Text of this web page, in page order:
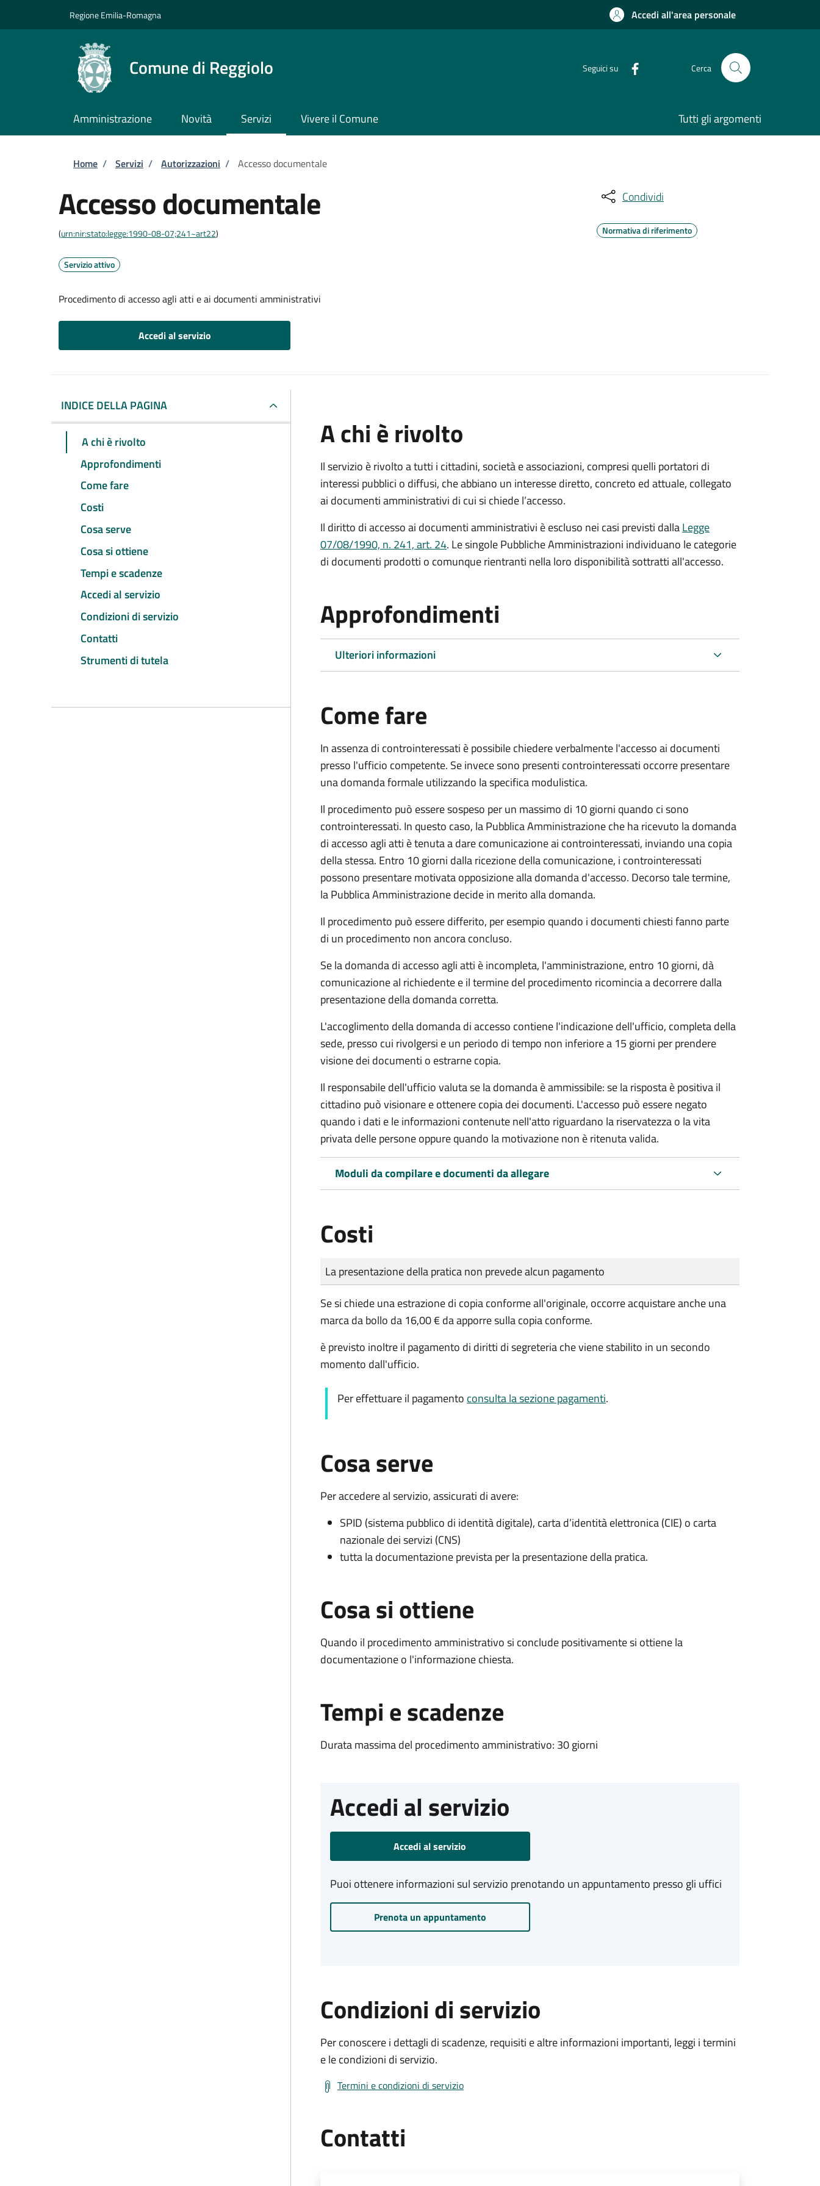
Regione Emilia-Romagna Accedi all'area personale
Comune di Reggiolo Seguici su Cerca
Amministrazione Novità Servizi Vivere il Comune Tutti gli argomenti
Briciole di pane
Home / Servizi / Autorizzazioni / Accesso documentale
Accesso documentale
(urn:nir:stato:legge:1990-08-07;241~art22)
Servizio attivo
Procedimento di accesso agli atti e ai documenti amministrativi
Accedi al servizio
Condividi
Normativa di riferimento
INDICE DELLA PAGINA
A chi è rivolto
Approfondimenti
Come fare
Costi
Cosa serve
Cosa si ottiene
Tempi e scadenze
Accedi al servizio
Condizioni di servizio
Contatti
Strumenti di tutela
A chi è rivolto
Il servizio è rivolto a tutti i cittadini, società e associazioni, compresi quelli portatori di
interessi pubblici o diffusi, che abbiano un interesse diretto, concreto ed attuale, collegato
ai documenti amministrativi di cui si chiede l’accesso.
Il diritto di accesso ai documenti amministrativi è escluso nei casi previsti dallaLegge
07/08/1990, n. 241, art. 24. Le singole Pubbliche Amministrazioni individuano le categorie
di documenti prodotti o comunque rientranti nella loro disponibilità sottratti all'accesso.
Approfondimenti
Ulteriori informazioni
Come fare
In assenza di controinteressati è possibile chiedere verbalmente l'accesso ai documenti
presso l'ufficio competente. Se invece sono presenti controinteressati occorre presentare
una domanda formale utilizzando la specifica modulistica.
Il procedimento può essere sospeso per un massimo di 10 giorni quando ci sono
controinteressati. In questo caso, la Pubblica Amministrazione che ha ricevuto la domanda
di accesso agli atti è tenuta a dare comunicazione ai controinteressati, inviando una copia
della stessa. Entro 10 giorni dalla ricezione della comunicazione, i controinteressati
possono presentare motivata opposizione alla domanda d'accesso. Decorso tale termine,
la Pubblica Amministrazione decide in merito alla domanda.
Il procedimento può essere differito, per esempio quando i documenti chiesti fanno parte
di un procedimento non ancora concluso.
Se la domanda di accesso agli atti è incompleta, l'amministrazione, entro 10 giorni, dà
comunicazione al richiedente e il termine del procedimento ricomincia a decorrere dalla
presentazione della domanda corretta.
L'accoglimento della domanda di accesso contiene l'indicazione dell'ufficio, completa della
sede, presso cui rivolgersi e un periodo di tempo non inferiore a 15 giorni per prendere
visione dei documenti o estrarne copia.
Il responsabile dell'ufficio valuta se la domanda è ammissibile: se la risposta è positiva il
cittadino può visionare e ottenere copia dei documenti. L'accesso può essere negato
quando i dati e le informazioni contenute nell'atto riguardano la riservatezza o la vita
privata delle persone oppure quando la motivazione non è ritenuta valida.
Moduli da compilare e documenti da allegare
Costi
Tipo di pagamento
Importo
La presentazione della pratica non prevede alcun pagamento
Se si chiede una estrazione di copia conforme all'originale, occorre acquistare anche una
marca da bollo da 16,00 € da apporre sulla copia conforme.
è previsto inoltre il pagamento di diritti di segreteria che viene stabilito in un secondo
momento dall'ufficio.
Per effettuare il pagamento consulta la sezione pagamenti.
Cosa serve
Per accedere al servizio, assicurati di avere:
SPID (sistema pubblico di identità digitale), carta d’identità elettronica (CIE) o carta
nazionale dei servizi (CNS)
tutta la documentazione prevista per la presentazione della pratica.
Cosa si ottiene
Quando il procedimento amministrativo si conclude positivamente si ottiene la
documentazione o l'informazione chiesta.
Tempi e scadenze
Durata massima del procedimento amministrativo: 30 giorni
Accedi al servizio
Accedi al servizio
Puoi ottenere informazioni sul servizio prenotando un appuntamento presso gli uffici
Prenota un appuntamento
Condizioni di servizio
Per conoscere i dettagli di scadenze, requisiti e altre informazioni importanti, leggi i termini
e le condizioni di servizio.
Termini e condizioni di servizio
Contatti